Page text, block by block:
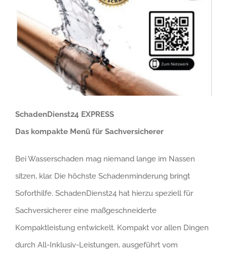
SchadenDienst24 EXPRESS
Das kompakte Menü für Sachversicherer
Bei Wasserschaden mag niemand lange im Nassen
sitzen, klar. Die höchste Schadenminderung bringt
Soforthilfe. SchadenDienst24 hat hierzu speziell für
Sachversicherer eine maßgeschneiderte
Kompaktleistung entwickelt. Kompakt vor allen Dingen
durch All-Inklusiv-Leistungen, ausgeführt vom